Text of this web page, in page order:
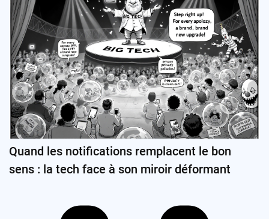
Quand les notifications remplacent le bon
sens : la tech face à son miroir déformant